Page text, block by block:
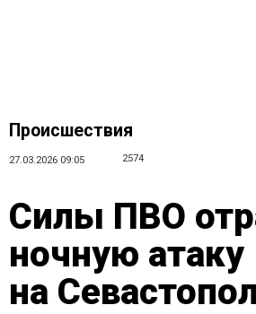
Происшествия
27.03.2026 09:05 2574
Силы ПВО
ночную атаку
на